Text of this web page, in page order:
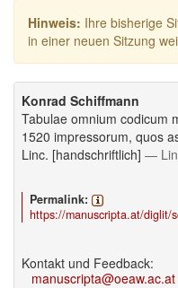
Hinweis: Ihre bisherige
in einer neuen Sitzung
Konrad Schiffmann
Tabulae omnium codicum
1520 impressorum, quos
Linc. [handschriftlich] —
Permalink:
https://manuscripta.at/diglit/
Kontakt und Feedback:
manuscripta@oeaw.ac.at